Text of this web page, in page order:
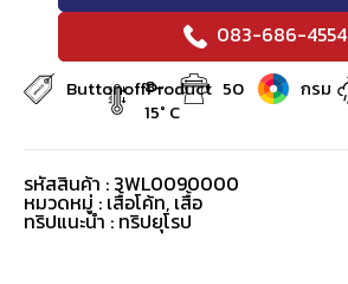
083-686-4554
ButtonoffProduct
8-
15° C
50 กรม
รหัสสินค้า : 3WL0090000
หมวดหมู่ : เสื้อโค้ท, เสื้อ
ทริปแนะนำ : ทริปยุโรป